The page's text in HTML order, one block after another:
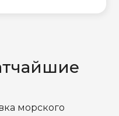
морского